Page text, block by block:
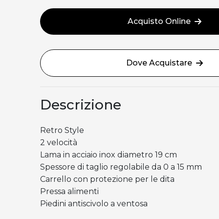
Acquisto Online
Dove Acquistare
Descrizione
Retro Style
2 velocità
Lama in acciaio inox diametro 19 cm
Spessore di taglio regolabile da 0 a 15 mm
Carrello con protezione per le dita
Pressa alimenti
Piedini antiscivolo a ventosa